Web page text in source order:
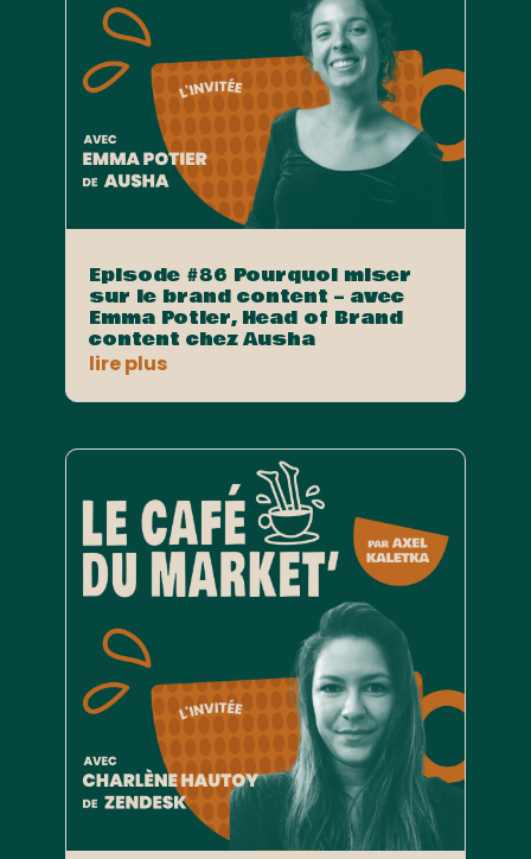
Episode #86 Pourquoi miser
sur le brand content – avec
Emma Potier, Head of Brand
content chez Ausha
lire plus